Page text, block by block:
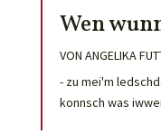
Wen
VON ANGELIKA
- zu mei'm
konnsch was